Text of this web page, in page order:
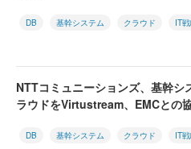
DB 基幹システム クラウド IT
NTTコミュニーションズ、基幹シ
ラウドをVirtustream、EMCとの
DB 基幹システム クラウド
IT